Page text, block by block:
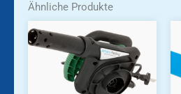
Ähnliche Produkte